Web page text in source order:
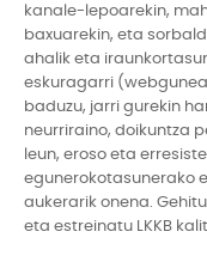
kanale-lepoarekin,
baxuarekin, eta
ahalik eta
eskuragarri
baduzu, jarri gurekin
neurriraino, doikuntza
leun, eroso eta
egunerokotasunerako
aukerarik onena.
eta estreinatu LKKB